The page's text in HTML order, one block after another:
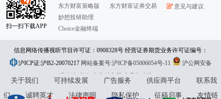
扫一扫下载APP
东方财富策略版
妙想投研助理
Choice金融终端
东方财富证券交易
意见与建议
信息网络传播视听节目许可证：0908328号 经营证券期货业务许可证编号：
913101046312860336 违法和不良信息举报:021-61278686 举报邮箱：
jubao@eastmoney.com
沪ICP证:沪B2-20070217 网站备案号:沪ICP备05006054号-11
沪公网安备
31010402000120号版权所有:东方财富网意见与建议:4000300059/952500
关于我们 可持续发展 广告服务 供应商平台
联系我
们
诚聘英才 法律声明 隐私保护 征稿启事
友情链